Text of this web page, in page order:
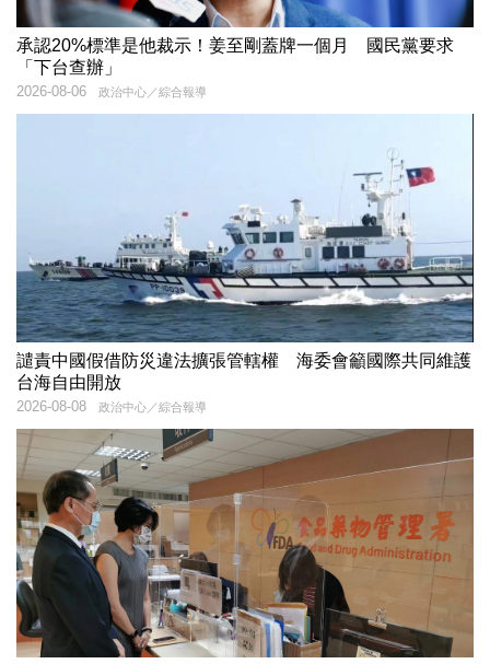
承認20%標準是他裁示！姜至剛蓋牌一個月 國民黨要求
「下台查辦」
政治中心／綜合報導
2026-08-06
譴責中國假借防災違法擴張管轄權 海委會籲國際共同維護
台海自由開放
政治中心／綜合報導
2026-08-08